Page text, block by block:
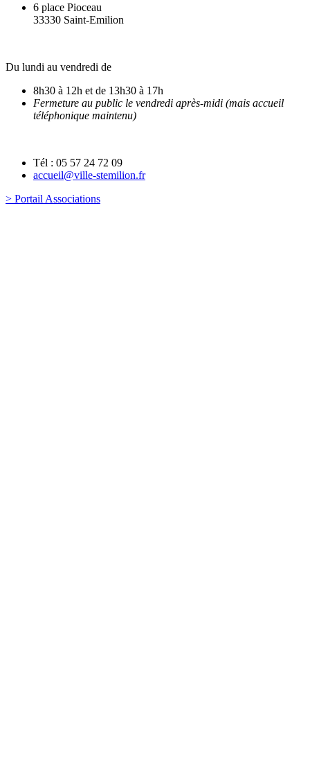
6 place Pioceau
33330 Saint-Emilion
Du lundi au vendredi de
8h30 à 12h et de 13h30 à 17h
Fermeture au public le vendredi après-midi (mais accueil
téléphonique maintenu)
Tél : 05 57 24 72 09
accueil@ville-stemilion.fr
> Portail Associations